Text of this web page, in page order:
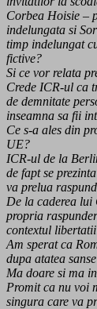
Corbea Hoisie –
indelungata si
timp indelungat
fictive?
Si ce vor relata
Crede ICR-ul ca
de demnitate
inseamna sa fii
Ce s-a ales din
UE?
ICR-ul de la
de fapt se
va prelua
De la caderea lui
propria
contextul
Am sperat ca
dupa atatea
Ma doare si ma
Promit ca nu voi
singura care va